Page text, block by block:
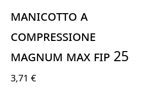
MANICOTTO A
COMPRESSIONE
MAGNUM MAX FIP 25
3,71 €